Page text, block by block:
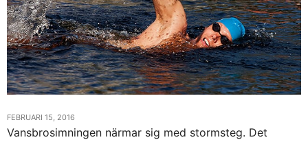
FEBRUARI 15, 2016
Vansbrosimningen närmar sig med stormsteg. Det